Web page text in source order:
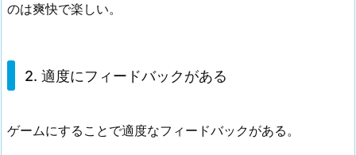
のは爽快で楽しい。
2. 適度にフィードバックがある
ゲームにすることで適度なフィードバックがある。